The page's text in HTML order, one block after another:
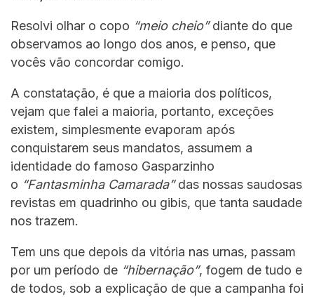
Resolvi olhar o copo “meio cheio”diante do que
observamos ao longo dos anos, e penso, que
vocês vão concordar comigo.
A constatação, é que a maioria dos políticos,
vejam que falei a maioria, portanto, exceções
existem, simplesmente evaporam após
conquistarem seus mandatos, assumem a
identidade do famoso Gasparzinho
o “Fantasminha Camarada”das nossas saudosas
revistas em quadrinho ou gibis, que tanta saudade
nos trazem.
Tem uns que depois da vitória nas urnas, passam
por um período de “hibernação”, fogem de tudo e
de todos, sob a explicação de que a campanha foi